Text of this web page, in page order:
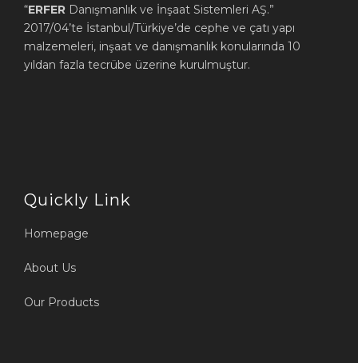
“ERFER Danışmanlık ve İnşaat Sistemleri AŞ.”
2017/04’te İstanbul/Türkiye’de cephe ve çatı yapı
malzemeleri, inşaat ve danışmanlık konularında 10
yıldan fazla tecrübe üzerine kurulmuştur.
Quickly Link
Homepage
About Us
Our Products